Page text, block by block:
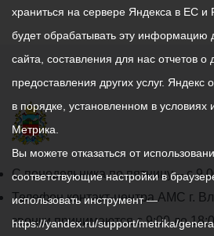
График
работы
администрации
С понедельника по пятницу – с
Телефон контакт-центра АМС г.
звонки принимаются с 9:00 до
храниться на сервере Яндекса в ЕС
будет обрабатывать эту информацию
сайта, составления для нас отчетов о
предоставления других услуг.
в порядке, установленном в условиях
Метрика.
Вы можете отказаться от
соответствующие настройки в
использовать инструмент —
https://yandex.ru/support/metrika/